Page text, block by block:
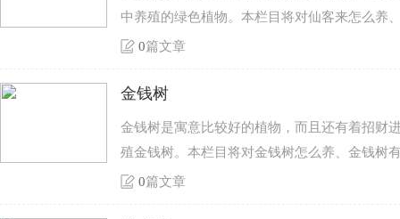
中养殖的绿色植物。本栏目将对仙客来怎么养
0篇文章
金钱树
金钱树是寓意比较好的植物，而且还有着招财
殖金钱树。本栏目将对金钱树怎么养、金钱树
0篇文章